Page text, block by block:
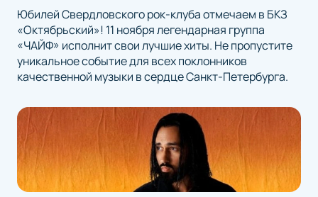
Юбилей Свердловского рок-клуба отмечаем в БКЗ
«Октябрьский»! 11 ноября легендарная группа
«ЧАЙФ» исполнит свои лучшие хиты. Не пропустите
уникальное событие для всех поклонников
качественной музыки в сердце Санкт-Петербурга.